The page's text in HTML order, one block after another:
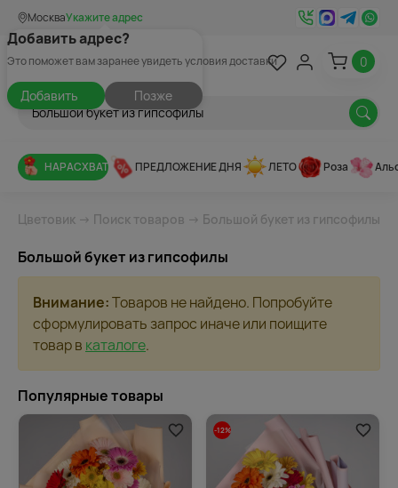
МоскваУкажите адрес
Добавить адрес?
Это поможет вам заранее увидеть условия доставки
Добавить Позже
0
НАРАСХВАТ ПРЕДЛОЖЕНИЕ ДНЯ ЛЕТО Роза
Цветовик → Поиск товаров → Большой букет из гипсофилы
Большой букет из гипсофилы
Внимание:Товаров не найдено. Попробуйте
сформулировать запрос иначе или поищите
товар в каталоге.
Популярные товары
-12%